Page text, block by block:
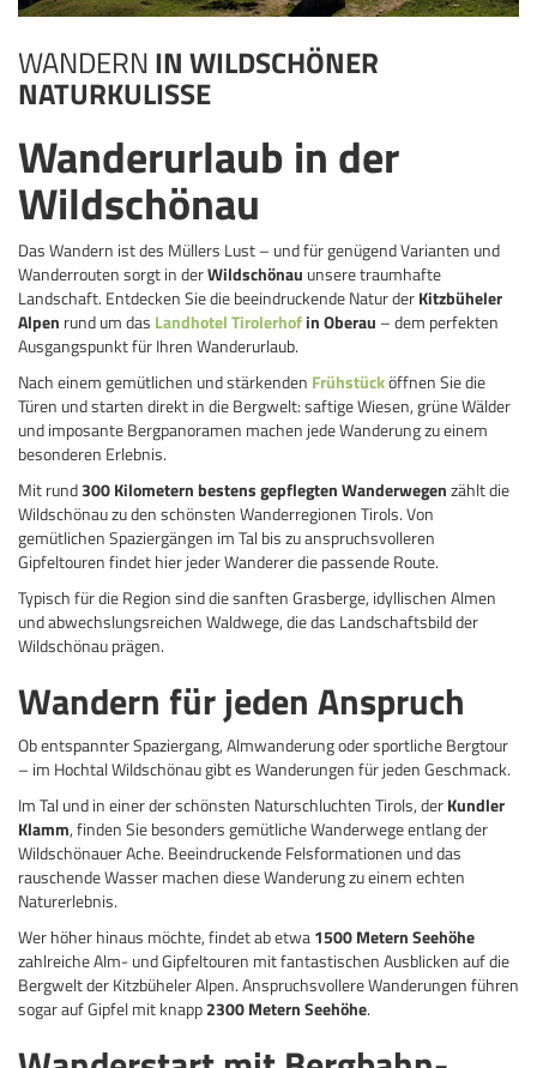
WANDERNIN WILDSCHÖNER
NATURKULISSE
Wanderurlaub in der
Wildschönau
Das Wandern ist des Müllers Lust – und für genügend Varianten und
Wanderrouten sorgt in derWildschönau unsere traumhafte
Landschaft. Entdecken Sie die beeindruckende Natur derKitzbüheler
Alpen rund um das Landhotel Tirolerhofin Oberau – dem perfekten
Ausgangspunkt für Ihren Wanderurlaub.
Nach einem gemütlichen und stärkenden Frühstücköffnen Sie die
Türen und starten direkt in die Bergwelt: saftige Wiesen, grüne Wälder
und imposante Bergpanoramen machen jede Wanderung zu einem
besonderen Erlebnis.
Mit rund300 Kilometern bestens gepflegten Wanderwegenzählt die
Wildschönau zu den schönsten Wanderregionen Tirols. Von
gemütlichen Spaziergängen im Tal bis zu anspruchsvolleren
Gipfeltouren findet hier jeder Wanderer die passende Route.
Typisch für die Region sind die sanften Grasberge, idyllischen Almen
und abwechslungsreichen Waldwege, die das Landschaftsbild der
Wildschönau prägen.
Wandern für jeden Anspruch
Ob entspannter Spaziergang, Almwanderung oder sportliche Bergtour
– im Hochtal Wildschönau gibt es Wanderungen für jeden Geschmack.
Im Tal und in einer der schönsten Naturschluchten Tirols, derKundler
Klamm, finden Sie besonders gemütliche Wanderwege entlang der
Wildschönauer Ache. Beeindruckende Felsformationen und das
rauschende Wasser machen diese Wanderung zu einem echten
Naturerlebnis.
Wer höher hinaus möchte, findet ab etwa1500 Metern Seehöhe
zahlreiche Alm- und Gipfeltouren mit fantastischen Ausblicken auf die
Bergwelt der Kitzbüheler Alpen. Anspruchsvollere Wanderungen führen
sogar auf Gipfel mit knapp2300 Metern Seehöhe.